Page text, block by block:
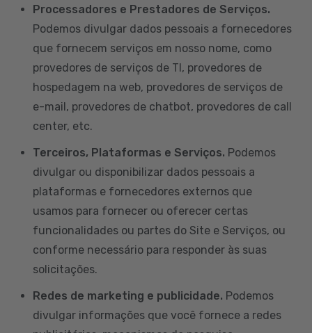
Processadores e Prestadores de Serviços.
Podemos divulgar dados pessoais a fornecedores
que fornecem serviços em nosso nome, como
provedores de serviços de TI, provedores de
hospedagem na web, provedores de serviços de
e-mail, provedores de chatbot, provedores de call
center, etc.
Terceiros, Plataformas e Serviços. Podemos
divulgar ou disponibilizar dados pessoais a
plataformas e fornecedores externos que
usamos para fornecer ou oferecer certas
funcionalidades ou partes do Site e Serviços, ou
conforme necessário para responder às suas
solicitações.
Redes de marketing e publicidade. Podemos
divulgar informações que você fornece a redes